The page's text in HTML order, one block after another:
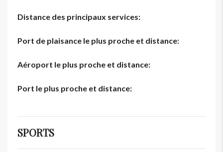
Distance des principaux services:
Port de plaisance le plus proche et distance:
Aéroport le plus proche et distance:
Port le plus proche et distance:
SPORTS